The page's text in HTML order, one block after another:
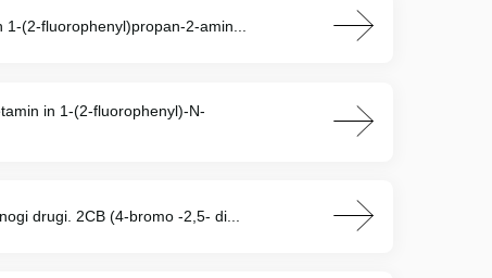
(2-fluorophenyl)propan-2-amin...
in 1-(2-fluorophenyl)-N-
drugi. 2CB (4-bromo -2,5- di...